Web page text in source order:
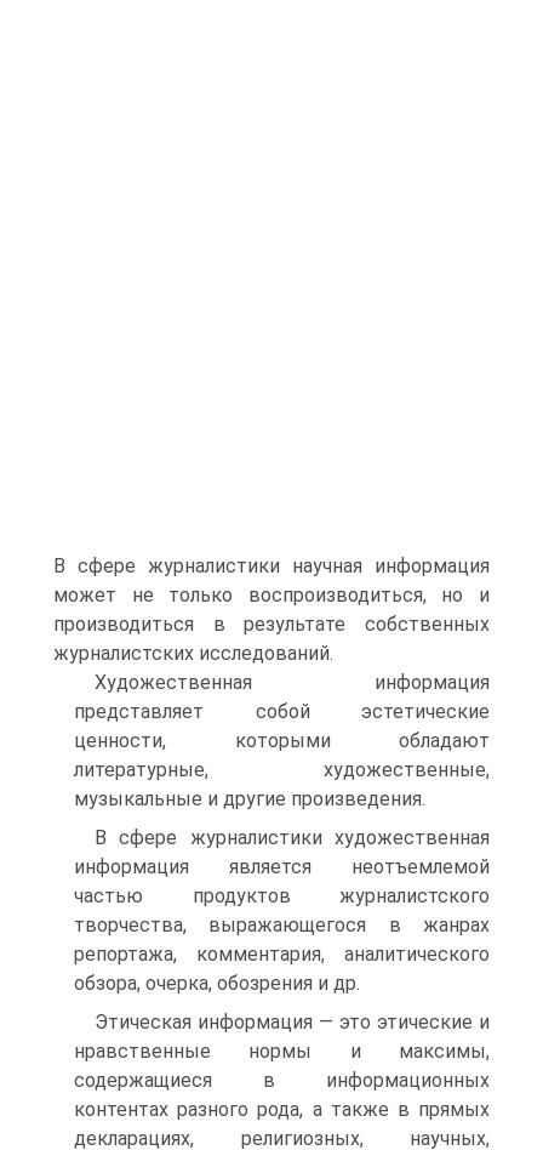
В сфере журналистики научная информация
может не только воспроизводиться, но и
производиться в результате собственных
журналистских исследований.
Художественная информация
представляет собой эстетические
ценности, которыми обладают
литературные, художественные,
музыкальные и другие произведения.
В сфере журналистики художественная
информация является неотъемлемой
частью продуктов журналистского
творчества, выра­жающегося в жанрах
репортажа, комментария, аналитического
обзора, очерка, обозрения и др.
Этическая информация — это этические и
нравственные нормы и максимы,
содержащиеся в информационных
контентах разного рода, а также в прямых
декларациях, религиозных, научных,